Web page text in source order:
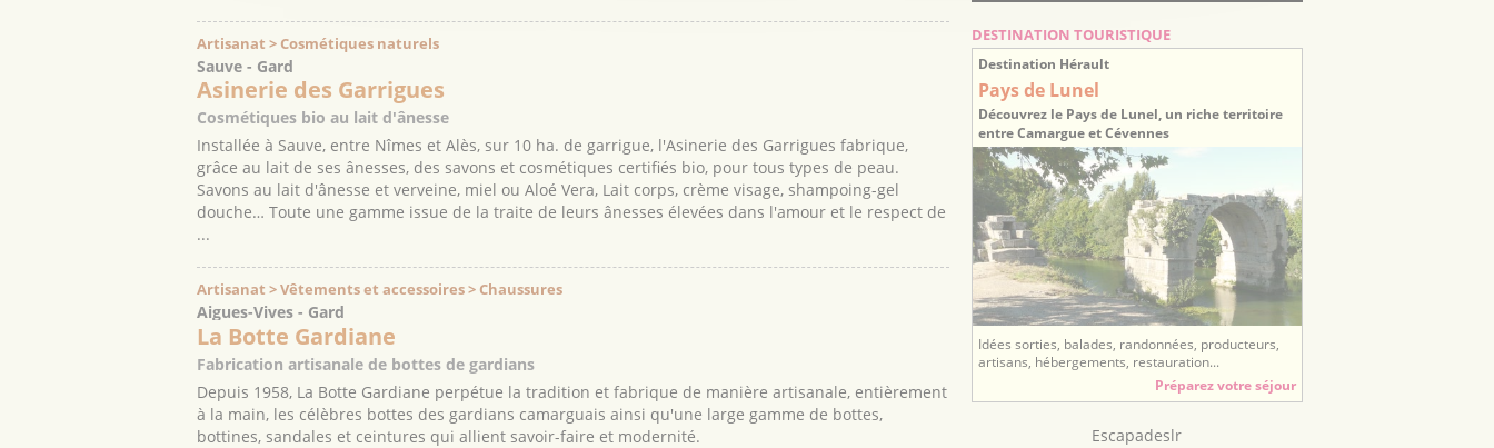
Artisanat > Cosmétiques naturels
Sauve - Gard
Asinerie des Garrigues
Cosmétiques bio au lait d'ânesse
Installée à Sauve, entre Nîmes et Alès, sur 10 ha. de garrigue, l'Asinerie des Garrigues fabrique,
grâce au lait de ses ânesses, des savons et cosmétiques certifiés bio, pour tous types de peau.
Savons au lait d'ânesse et verveine, miel ou Aloé Vera, Lait corps, crème visage, shampoing-gel
douche… Toute une gamme issue de la traite de leurs ânesses élevées dans l'amour et le respect de
...
Artisanat > Vêtements et accessoires > Chaussures
Aigues-Vives - Gard
La Botte Gardiane
Fabrication artisanale de bottes de gardians
Depuis 1958, La Botte Gardiane perpétue la tradition et fabrique de manière artisanale, entièrement
à la main, les célèbres bottes des gardians camarguais ainsi qu'une large gamme de bottes,
bottines, sandales et ceintures qui allient savoir-faire et modernité.
DESTINATION TOURISTIQUE
Destination Hérault
Pays de Lunel
Découvrez le Pays de Lunel, un riche territoire
entre Camargue et Cévennes
Idées sorties, balades, randonnées, producteurs,
artisans, hébergements, restauration...
Préparez votre séjour
Escapadeslr